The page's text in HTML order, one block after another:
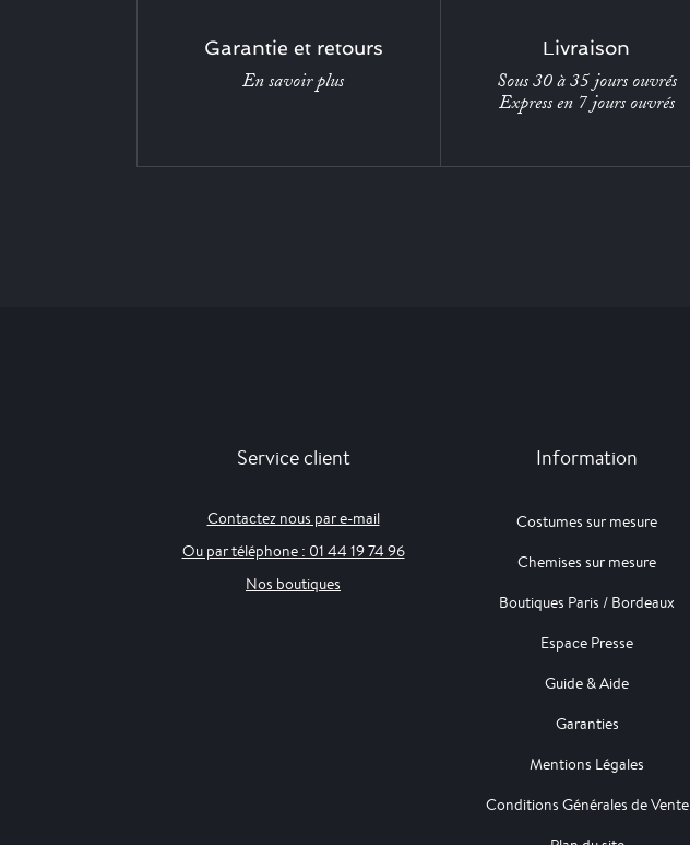
Garantie et retours
En savoir plus
Livraison
Sous 30 à 35 jours ouvrés
Express en 7 jours ouvrés
Service client
Contactez nous par e-mail
Ou par téléphone : 01 44 19 74 96
Nos boutiques
Information
Costumes sur mesure
Chemises sur mesure
Boutiques Paris / Bordeaux
Espace Presse
Guide & Aide
Garanties
Mentions Légales
Conditions Générales de Vente